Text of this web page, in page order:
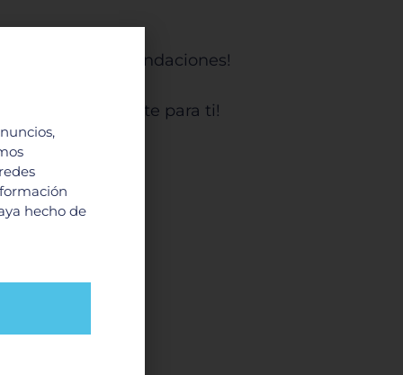
sus recomendaciones!
especialmente para ti!
hecho de